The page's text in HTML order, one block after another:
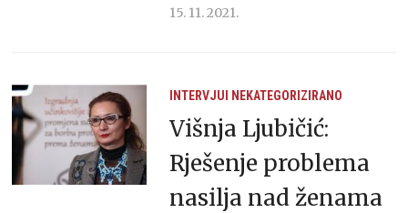
15. 11. 2021.
INTERVJUI NEKATEGORIZIRANO
Višnja Ljubičić:
Rješenje problema
nasilja nad ženama